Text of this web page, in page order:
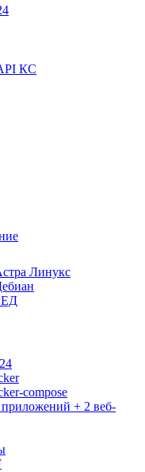
КС
Линукс
compose
приложений + 2 веб-